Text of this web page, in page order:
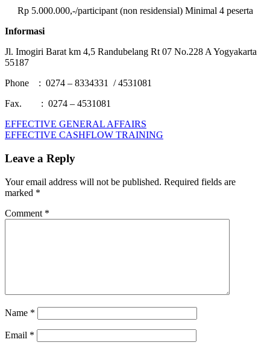
Rp 5.000.000,-/participant (non residensial) Minimal 4 peserta
Informasi
Jl. Imogiri Barat km 4,5 Randubelang Rt 07 No.228 A Yogyakarta
55187
Phone : 0274 – 8334331 / 4531081
Fax. : 0274 – 4531081
Effective
Collection
Supervisor
Banking
&
Company
Post
navigation
Previous
Post:
EFFECTIVE GENERAL AFFAIRS
Next
EFFECTIVE CASHFLOW TRAINING
Leave a Reply
Your email address will not be published. Required fields are
marked *
Comment *
Name *
Email *